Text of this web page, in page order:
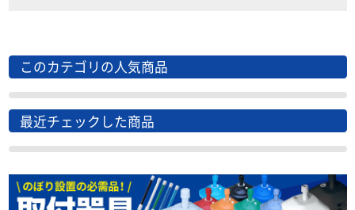
このカテゴリの人気商品
最近チェックした商品